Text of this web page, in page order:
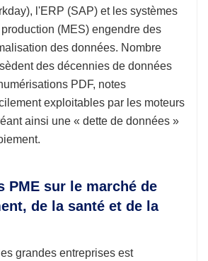
l'ERP (SAP) et les systèmes
(MES) engendre des
des données. Nombre
des décennies de données
PDF, notes
exploitables par les moteurs
ainsi une « dette de données »
PME sur le marché de
de la santé et de la
grandes entreprises est